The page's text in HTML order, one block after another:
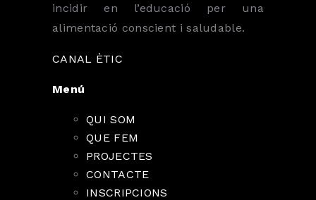
incidir en l’educació per una
alimentació conscient i saludable.
CANAL ÈTIC
Menú
QUI SOM
QUE FEM
PROJECTES
CONTACTE
INSCRIPCIONS